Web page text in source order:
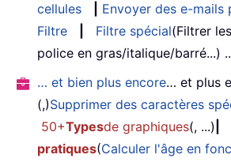
cellules
Envoyer des e-mails
Filtre
Filtre spécial(Filtrer
police en gras/italique/barré...)
… et bien plus encore… et plus
(,)Supprimer des caractères
50+Typesde graphiques(, ...)
pratiques(Calculer l'âge en